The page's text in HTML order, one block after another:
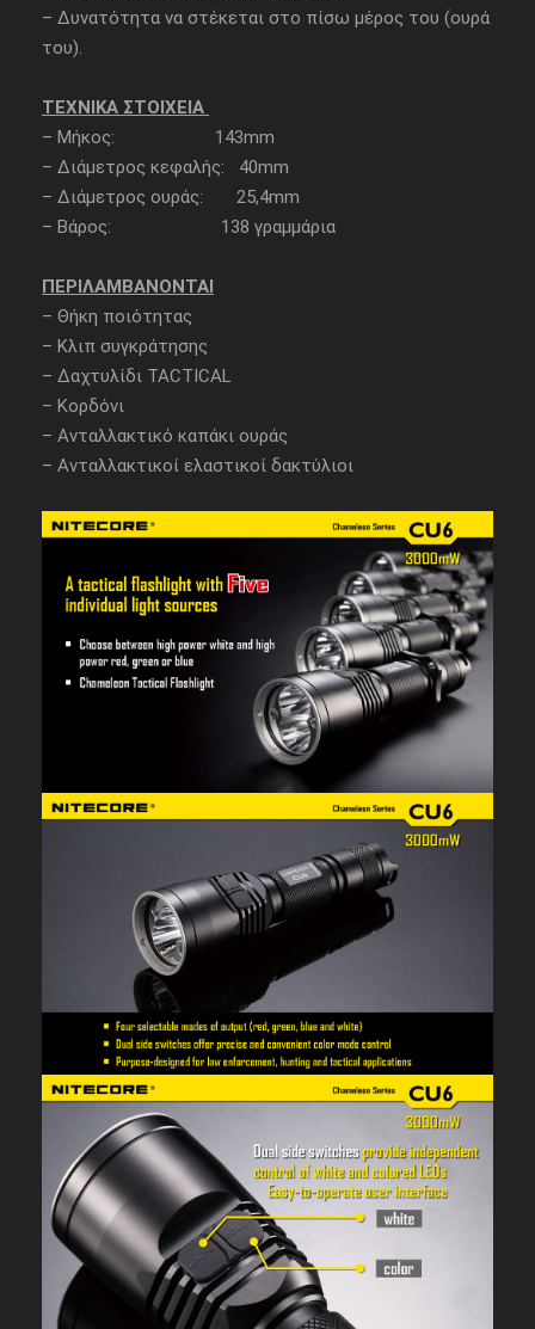
– Δυνατότητα να στέκεται στο πίσω μέρος του (ουρά
του).
ΤΕΧΝΙΚΑ ΣΤΟΙΧΕΙΑ
– Μήκος: 143mm
– Διάμετρος κεφαλής: 40mm
– Διάμετρος ουράς: 25,4mm
– Βάρος: 138 γραμμάρια
ΠΕΡΙΛΑΜΒΑΝΟΝΤΑΙ
– Θήκη ποιότητας
– Κλιπ συγκράτησης
– Δαχτυλίδι TACTICAL
– Κορδόνι
– Ανταλλακτικό καπάκι ουράς
– Ανταλλακτικοί ελαστικοί δακτύλιοι